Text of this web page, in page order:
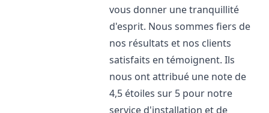
vous donner une tranquillité
d'esprit. Nous sommes fiers de
nos résultats et nos clients
satisfaits en témoignent. Ils
nous ont attribué une note de
4,5 étoiles sur 5 pour notre
service d'installation et de